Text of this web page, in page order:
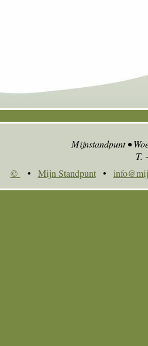
Mijnstandpunt •
T.
©
• Mijn Standpunt •